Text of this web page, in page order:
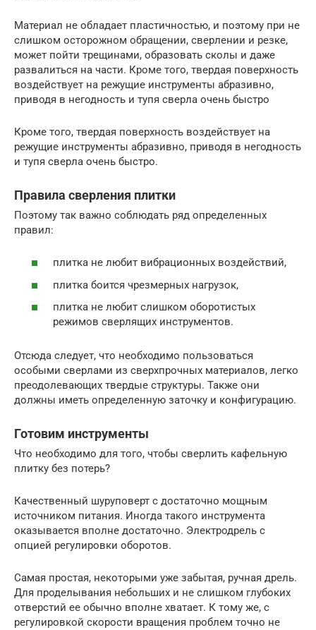
Материал не обладает пластичностью, и поэтому при не
слишком осторожном обращении, сверлении и резке,
может пойти трещинами, образовать сколы и даже
развалиться на части. Кроме того, твердая поверхность
воздействует на режущие инструменты абразивно,
приводя в негодность и тупя сверла очень быстро
Кроме того, твердая поверхность воздействует на
режущие инструменты абразивно, приводя в негодность
и тупя сверла очень быстро.
Правила сверления плитки
Поэтому так важно соблюдать ряд определенных
правил:
плитка не любит вибрационных воздействий,
плитка боится чрезмерных нагрузок,
плитка не любит слишком оборотистых
режимов сверлящих инструментов.
Отсюда следует, что необходимо пользоваться
особыми сверлами из сверхпрочных материалов, легко
преодолевающих твердые структуры. Также они
должны иметь определенную заточку и конфигурацию.
Готовим инструменты
Что необходимо для того, чтобы сверлить кафельную
плитку без потерь?
Качественный шуруповерт с достаточно мощным
источником питания. Иногда такого инструмента
оказывается вполне достаточно. Электродрель с
опцией регулировки оборотов.
Самая простая, некоторыми уже забытая, ручная дрель.
Для проделывания небольших и не слишком глубоких
отверстий ее обычно вполне хватает. К тому же, с
регулировкой скорости вращения проблем точно не